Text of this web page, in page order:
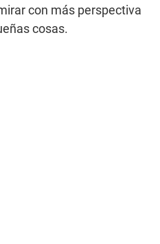
con más perspectiva
cosas.